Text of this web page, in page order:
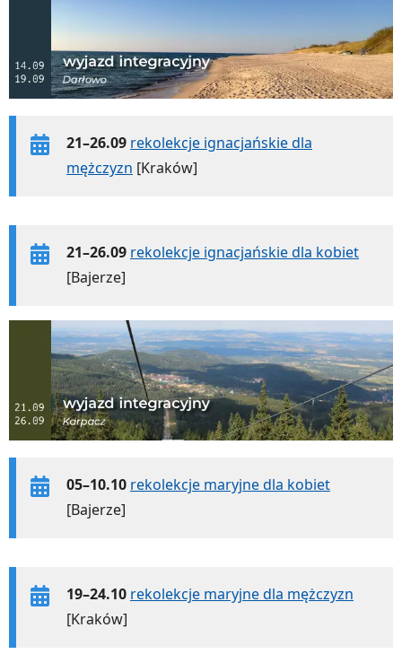
21–26.09 rekolekcje ignacjańskie dla
mężczyzn [Kraków]
21–26.09 rekolekcje ignacjańskie dla kobiet
[Bajerze]
05–10.10 rekolekcje maryjne dla kobiet
[Bajerze]
19–24.10 rekolekcje maryjne dla mężczyzn
[Kraków]